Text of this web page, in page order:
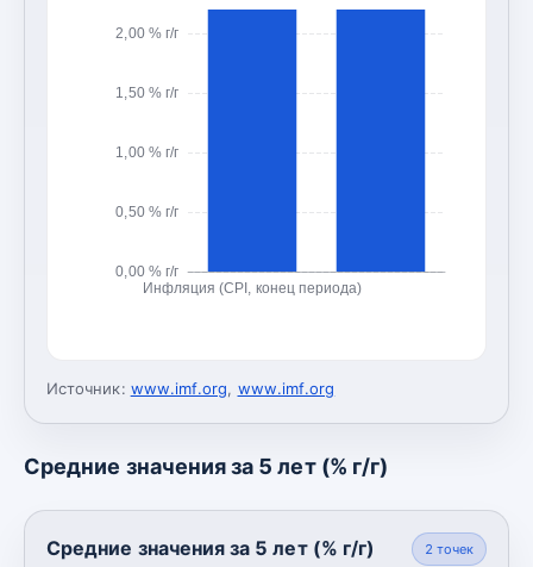
0,00 % г/г
0,50 % г/г
1,00 % г/г
1,50 % г/г
2,00 % г/г
Инфляция (CPI, конец периода)
Источник: www.imf.org, www.imf.org
Средние значения за 5 лет (% г/г)
Средние значения за 5 лет (% г/г) 2 точек